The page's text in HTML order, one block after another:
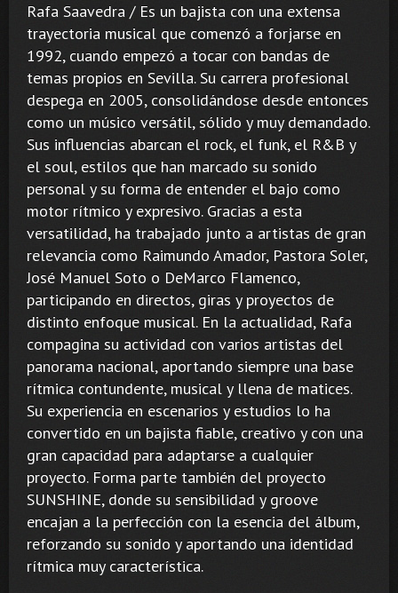
Rafa Saavedra / Es un bajista con una extensa
trayectoria musical que comenzó a forjarse en
1992, cuando empezó a tocar con bandas de
temas propios en Sevilla. Su carrera profesional
despega en 2005, consolidándose desde entonces
como un músico versátil, sólido y muy demandado.
Sus influencias abarcan el rock, el funk, el R&B y
el soul, estilos que han marcado su sonido
personal y su forma de entender el bajo como
motor rítmico y expresivo. Gracias a esta
versatilidad, ha trabajado junto a artistas de gran
relevancia como Raimundo Amador, Pastora Soler,
José Manuel Soto o DeMarco Flamenco,
participando en directos, giras y proyectos de
distinto enfoque musical. En la actualidad, Rafa
compagina su actividad con varios artistas del
panorama nacional, aportando siempre una base
rítmica contundente, musical y llena de matices.
Su experiencia en escenarios y estudios lo ha
convertido en un bajista fiable, creativo y con una
gran capacidad para adaptarse a cualquier
proyecto. Forma parte también del proyecto
SUNSHINE, donde su sensibilidad y groove
encajan a la perfección con la esencia del álbum,
reforzando su sonido y aportando una identidad
rítmica muy característica.